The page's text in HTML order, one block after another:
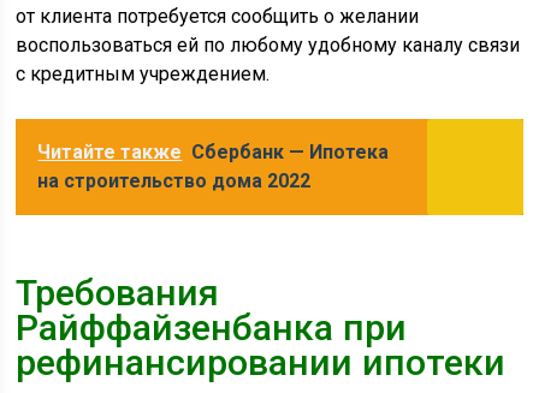
от клиента потребуется сообщить о желании
воспользоваться ей по любому удобному каналу связи
с кредитным учреждением.
Читайте также Сбербанк — Ипотека
на строительство дома 2022
Требования
Райффайзенбанка при
рефинансировании ипотеки